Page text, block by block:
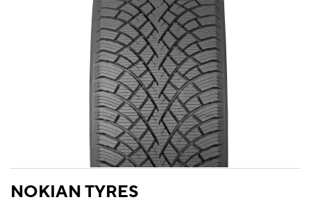
NOKIAN TYRES